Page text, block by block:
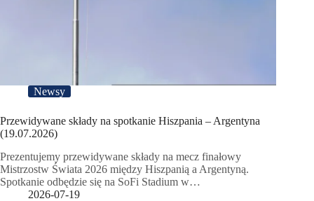
Newsy
Przewidywane składy na spotkanie Hiszpania – Argentyna
(19.07.2026)
Prezentujemy przewidywane składy na mecz finałowy
Mistrzostw Świata 2026 między Hiszpanią a Argentyną.
Spotkanie odbędzie się na SoFi Stadium w…
2026-07-19